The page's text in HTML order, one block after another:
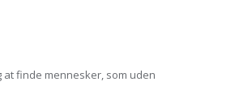
finde mennesker, som uden